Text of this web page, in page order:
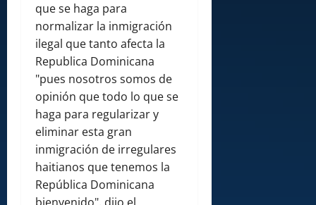
que se haga para
normalizar la inmigración
ilegal que tanto afecta la
Republica Dominicana
"pues nosotros somos de
opinión que todo lo que se
haga para regularizar y
eliminar esta gran
inmigración de irregulares
haitianos que tenemos la
República Dominicana